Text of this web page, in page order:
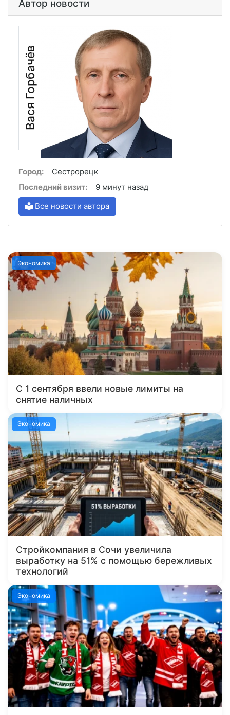
Автор новости
Вася Горбачёв
Город:
Сестрорецк
Последний визит:
9 минут назад
Все новости автора
Экономика
С 1 сентября ввели новые лимиты на
снятие наличных
Экономика
Стройкомпания в Сочи увеличила
выработку на 51% с помощью бережливых
технологий
Экономика